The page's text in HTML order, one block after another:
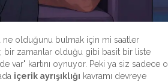
ne olduğunu bulmak için mi saatler
bir zamanlar olduğu gibi basit bir liste
var" kartını oynuyor. Peki ya siz sadece o
içerik ayrışıklığı kavramı devreye